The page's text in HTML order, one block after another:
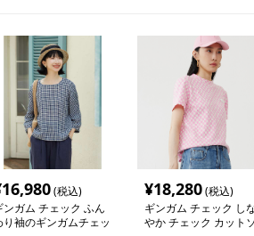
16,980(税込)
ンガム チェック ふん
り袖のギンガムチェッ
¥18,280(税込)
ギンガム チェック し
やか チェック カット